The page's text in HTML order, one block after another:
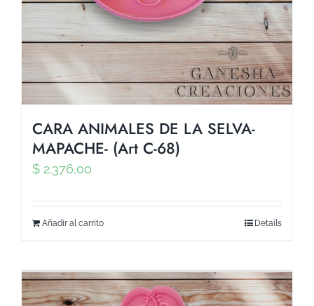
CARA ANIMALES DE LA SELVA-
MAPACHE- (Art C-68)
$ 2.376,00
Añadir al carrito Details